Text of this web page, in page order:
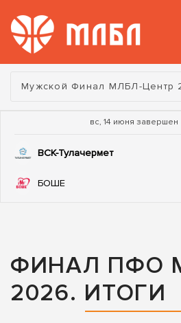
Турнир:
Мужской Финал МЛБЛ-Центр
вс, 14 июня завершен
ВСК-Тулачермет
БОШЕ
ФИНАЛ ПФО
2026. ИТОГИ